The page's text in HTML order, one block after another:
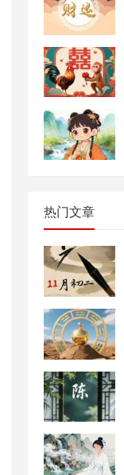
热门文章